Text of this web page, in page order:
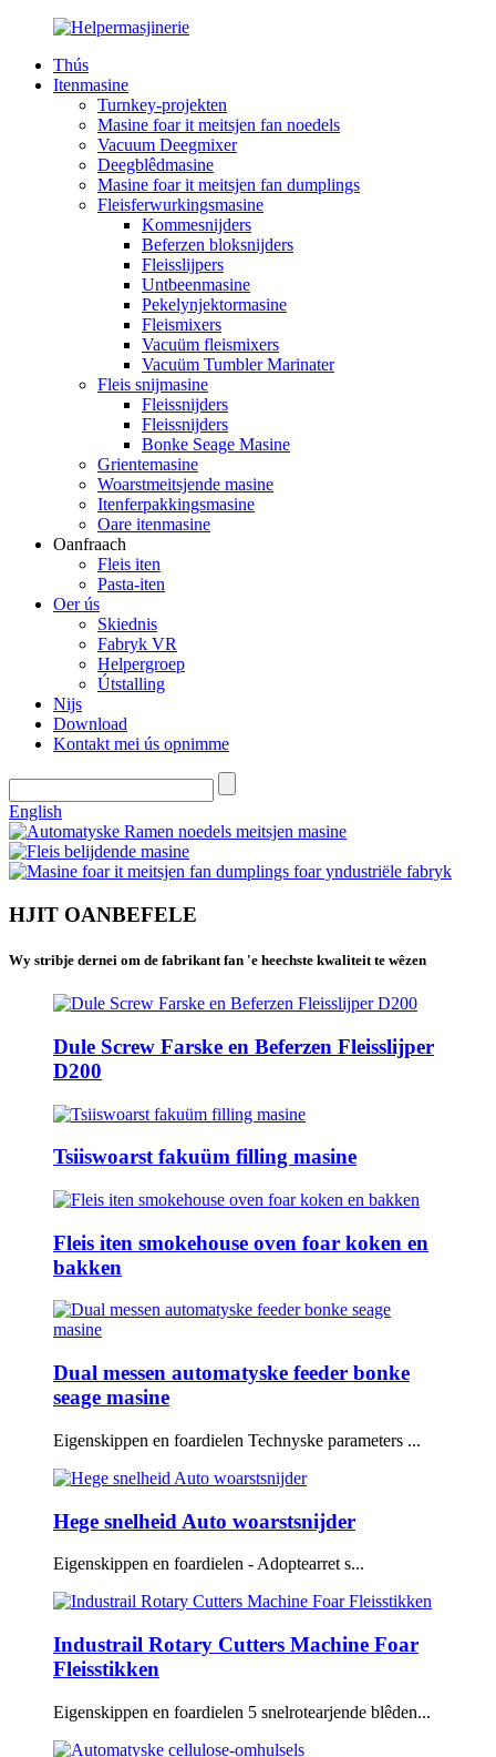
Thús
Itenmasine
Turnkey-projekten
Masine foar it meitsjen fan noedels
Vacuum Deegmixer
Deegblêdmasine
Masine foar it meitsjen fan dumplings
Fleisferwurkingsmasine
Kommesnijders
Beferzen bloksnijders
Fleisslijpers
Untbeenmasine
Pekelynjektormasine
Fleismixers
Vacuüm fleismixers
Vacuüm Tumbler Marinater
Fleis snijmasine
Fleissnijders
Fleissnijders
Bonke Seage Masine
Grientemasine
Woarstmeitsjende masine
Itenferpakkingsmasine
Oare itenmasine
Oanfraach
Fleis iten
Pasta-iten
Oer ús
Skiednis
Fabryk VR
Helpergroep
Útstalling
Nijs
Download
Kontakt mei ús opnimme
English
HJIT OANBEFELE
Wy stribje dernei om de fabrikant fan 'e heechste kwaliteit te wêzen
Dule Screw Farske en Beferzen Fleisslijper
D200
Tsiiswoarst fakuüm filling masine
Fleis iten smokehouse oven foar koken en
bakken
Dual messen automatyske feeder bonke
seage masine
Eigenskippen en foardielen Technyske parameters ...
Hege snelheid Auto woarstsnijder
Eigenskippen en foardielen - Adoptearret s...
Industrail Rotary Cutters Machine Foar
Fleisstikken
Eigenskippen en foardielen 5 snelrotearjende blêden...